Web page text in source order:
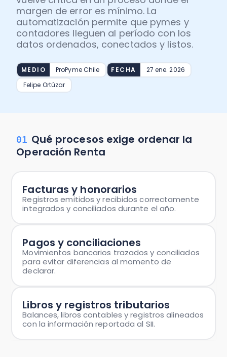
Factura y Administración
Control de asistencia
PYMEs
Instituciones
Recomendador de planes
Recursos
Asiento
Seminarios
Recursos
Demostraciones
margen de error es mínimo. La
automatización permite que pymes y
contadores lleguen al período con los
datos ordenados, conectados y listos.
MEDIO ProPyme Chile FECHA
27 ene. 2026
Felipe Ortúzar
01 Qué procesos exige ordenar la
Operación Renta
Facturas y honorarios
Registros emitidos y recibidos correctamente
integrados y conciliados durante el año.
Pagos y conciliaciones
Movimientos bancarios trazados y conciliados
para evitar diferencias al momento de
declarar.
Libros y registros tributarios
Balances, libros contables y registros alineados
con la información reportada al SII.